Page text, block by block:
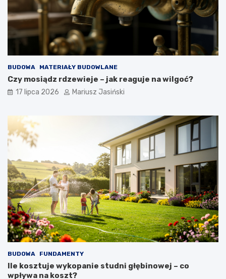
BUDOWA MATERIAŁY BUDOWLANE
Czy mosiądz rdzewieje – jak reaguje na wilgoć?
17 lipca 2026 Mariusz Jasiński
BUDOWA FUNDAMENTY
Ile kosztuje wykopanie studni głębinowej – co
wpływa na koszt?